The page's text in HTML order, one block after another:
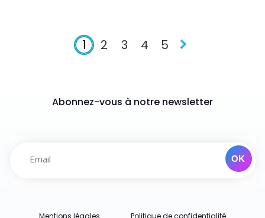
1 2 3 4 5
Abonnez-vous à notre newsletter
Mentions légales Politique de confidentialité